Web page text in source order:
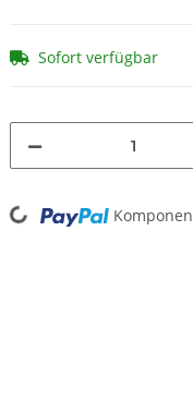
Sofort verfügbar
Loading...